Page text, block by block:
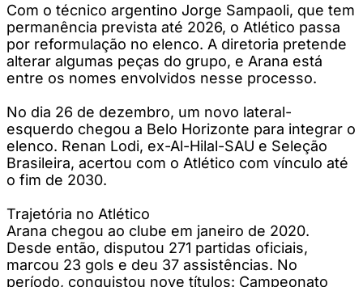
Com o técnico argentino Jorge Sampaoli, que tem
permanência prevista até 2026, o Atlético passa
por reformulação no elenco. A diretoria pretende
alterar algumas peças do grupo, e Arana está
entre os nomes envolvidos nesse processo.
No dia 26 de dezembro, um novo lateral-
esquerdo chegou a Belo Horizonte para integrar o
elenco. Renan Lodi, ex-Al-Hilal-SAU e Seleção
Brasileira, acertou com o Atlético com vínculo até
o fim de 2030.
Trajetória no Atlético
Arana chegou ao clube em janeiro de 2020.
Desde então, disputou 271 partidas oficiais,
marcou 23 gols e deu 37 assistências. No
período, conquistou nove títulos: Campeonato